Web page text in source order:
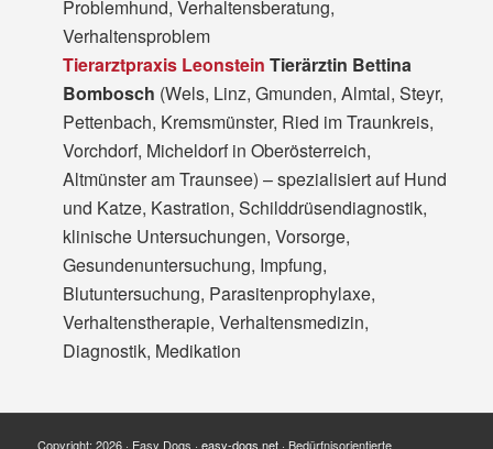
Problemhund, Verhaltensberatung,
Verhaltensproblem
Tierarztpraxis Leonstein Tierärztin Bettina
Bombosch (Wels, Linz, Gmunden, Almtal, Steyr,
Pettenbach, Kremsmünster, Ried im Traunkreis,
Vorchdorf, Micheldorf in Oberösterreich,
Altmünster am Traunsee) – spezialisiert auf Hund
und Katze, Kastration, Schilddrüsendiagnostik,
klinische Untersuchungen, Vorsorge,
Gesundenuntersuchung, Impfung,
Blutuntersuchung, Parasitenprophylaxe,
Verhaltenstherapie, Verhaltensmedizin,
Diagnostik, Medikation
Copyright: 2026 · Easy Dogs · easy-dogs.net· Bedürfnisorientierte